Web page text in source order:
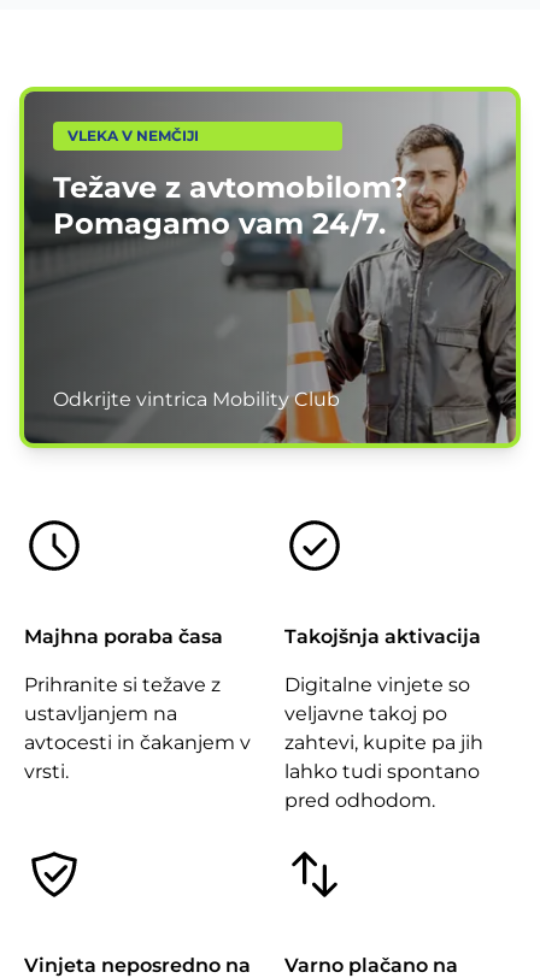
VLEKA V NEMČIJI
Težave z avtomobilom?
Pomagamo vam24/7.
Odkrijte vintrica Mobility Club
Majhna poraba časa
Prihranite si težave z
ustavljanjem na
avtocesti in čakanjem v
vrsti.
Takojšnja aktivacija
Digitalne vinjete so
veljavne takoj po
zahtevi, kupite pa jih
lahko tudi spontano
pred odhodom.
Vinjeta neposredno na
Varno plačano na